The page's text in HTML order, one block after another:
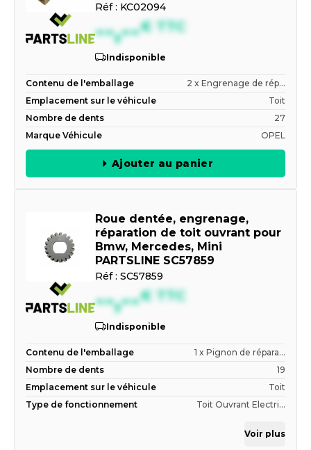
Réf : KC02094
--,--€ TTC
Indisponible
Contenu de l'emballage
2 x Engrenage de rép...
Emplacement sur le véhicule
Toit
Nombre de dents
27
Marque Véhicule
OPEL
Ajouter au panier
Roue dentée, engrenage,
réparation de toit ouvrant pour
Bmw, Mercedes, Mini
PARTSLINE SC57859
Réf : SC57859
--,--€ TTC
Indisponible
Contenu de l'emballage
1 x Pignon de répara...
Nombre de dents
19
Emplacement sur le véhicule
Toit
Type de fonctionnement
Toit Ouvrant Electri...
Voir plus